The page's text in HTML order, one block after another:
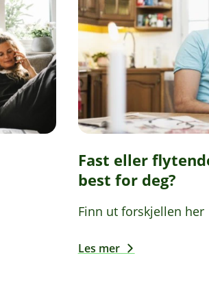
Fast eller
best for deg?
Finn ut forskjellen her
Les mer